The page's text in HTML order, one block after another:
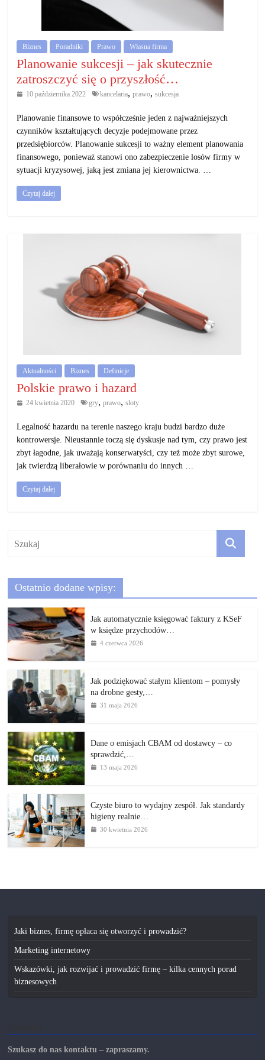
gospodarczą.
Porady
biznesowe
Biznes Poradniki Prawo Własna firma
Planowanie sukcesji – jak skutecznie
zatroszczyć się o przyszłość…
10 października 2022 kancelaria, prawo, sukcesja
Planowanie finansowe to współcześnie jeden z najważniejszych
czynników kształtujących decyzje podejmowane przez
przedsiębiorców. Planowanie sukcesji to ważny element planowania
finansowego, ponieważ stanowi ono zabezpieczenie losów firmy w
sytuacji kryzysowej, jaką jest zmiana jej kierownictwa. …
Czytaj dalej
Aktualności Biznes Definicje
Polskie prawo i hazard
24 kwietnia 2020 gry, prawo, sloty
Legalność hazardu na terenie naszego kraju budzi bardzo duże
kontrowersje. Nieustannie toczą się dyskusje nad tym, czy prawo jest
zbyt łagodne, jak uważają konserwatyści, czy też może zbyt surowe,
jak twierdzą liberałowie w porównaniu do innych …
Czytaj dalej
Ostatnio dodane wpisy:
Jak automatycznie księgować faktury z KSeF
w księdze przychodów…
4 czerwca 2026
Jak podziękować stałym klientom – pomysły
na drobne gesty,…
31 maja 2026
Dane o emisjach CBAM od dostawcy – co
sprawdzić,…
13 maja 2026
Czyste biuro to wydajny zespół. Jak standardy
higieny realnie…
30 kwietnia 2026
Jaki biznes, firmę opłaca się otworzyć i prowadzić?
Marketing internetowy
Wskazówki, jak rozwijać i prowadzić firmę – kilka cennych porad
biznesowych
Szukasz do nas kontaktu – zapraszamy.